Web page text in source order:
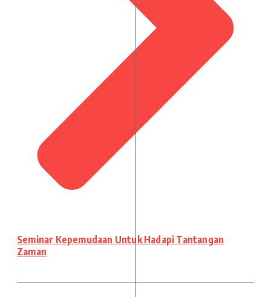
Seminar Kepemudaan Untuk Hadapi Tantangan
Zaman